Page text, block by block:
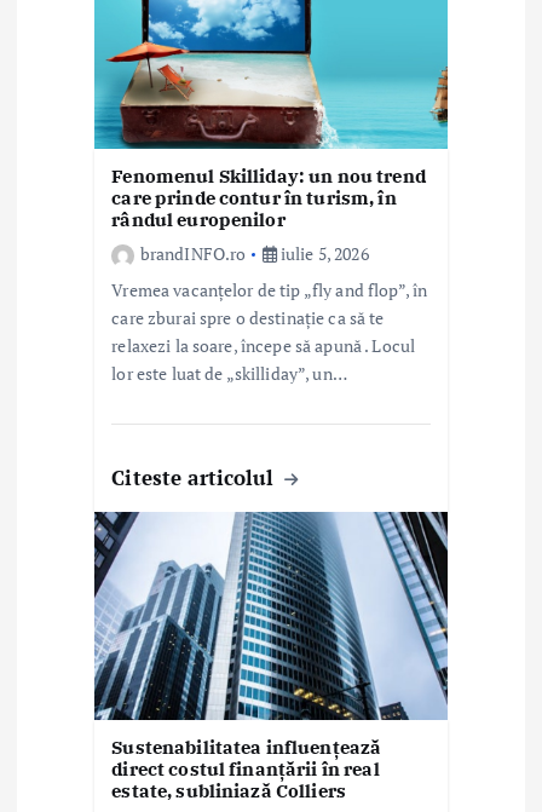
Fenomenul Skilliday: un nou trend
care prinde contur în turism, în
rândul europenilor
brandINFO.ro
iulie 5, 2026
Vremea vacanțelor de tip „fly and flop”, în
care zburai spre o destinație ca să te
relaxezi la soare, începe să apună . Locul
lor este luat de „skilliday”, un…
Citeste articolul
Sustenabilitatea influențează
direct costul finanțării în real
estate, subliniază Colliers